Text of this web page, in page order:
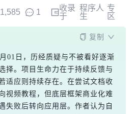
1,585 1
收录
于
程序人
生
专
区
复制
01日，历经质疑与不被看好逐渐
择。项目生命力在于持续反馈与
适应则持续存在。在尝试文档收
视频教程，但底层框架商业化难
失败后转向应用层。作者认为自